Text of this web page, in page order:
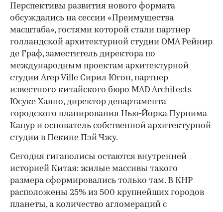
Перспективы развития нового формата
обсуждались на сессии «Преимущества
масштаба», гостями которой стали партнер
голландской архитектурной студии OMA Рейнир
де Граф, заместитель директора по
международным проектам архитектурной
студии Arep Ville Сирил Югон, партнер
известного китайского бюро MAD Architects
Юсуке Хаяно, директор департамента
городского планирования Нью-Йорка Пурнима
Капур и основатель собственной архитектурной
студии в Пекине Пэй Чжу.
Сегодня гигаполисы остаются внутренней
историей Китая: жилые массивы такого
размера сформировались только там. В КНР
расположены 25% из 500 крупнейших городов
планеты, а количество агломераций с